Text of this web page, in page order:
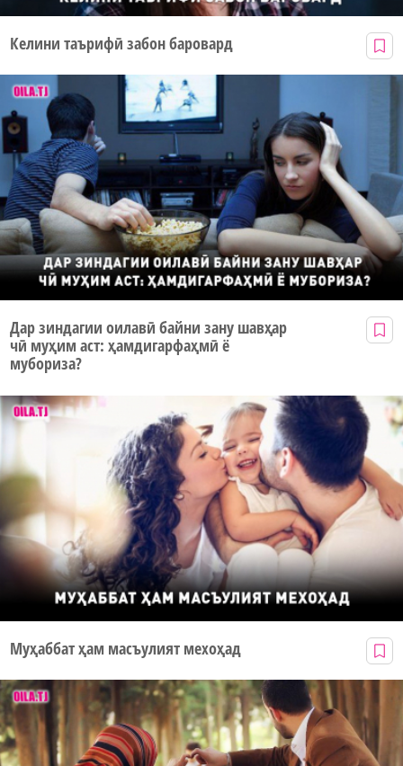
Келини таърифӣ забон баровард
Дар зиндагии оилавӣ байни зану шавҳар
чӣ муҳим аст: ҳамдигарфаҳмӣ ё
мубориза?
Муҳаббат ҳам масъулият мехоҳад